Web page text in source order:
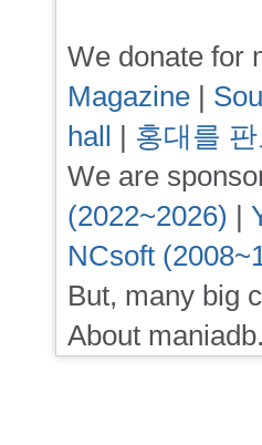
We donate for
Magazine |
hall | 홍대를
We are
(2022~2026) |
NCsoft
But, many big
About